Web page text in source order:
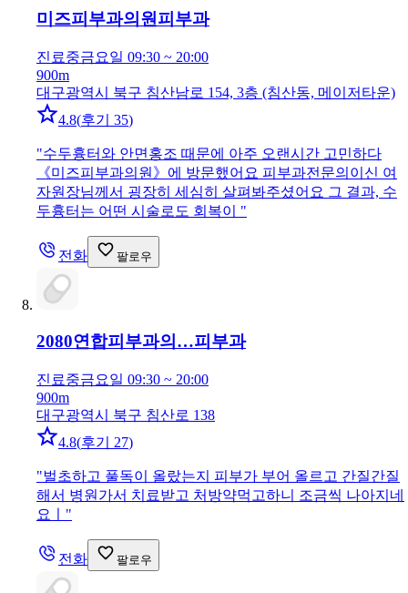
미즈피부과의원 피부과
진료중금요일 09:30 ~ 20:00
900m
대구광역시 북구 침산남로 154, 3층 (침산동, 메이저타운)
4.8(후기 35)
"수두흉터와 안면홍조 때문에 아주 오랜시간 고민하다
《미즈피부과의원》에 방문했어요 피부과전문의이신 여
자원장님께서 굉장히 세심히 살펴봐주셨어요 그 결과, 수
두흉터는 어떤 시술로도 회복이 "
전화 팔로우
2080연합피부과의…피부과
진료중금요일 09:30 ~ 20:00
900m
대구광역시 북구 침산로 138
4.8(후기 27)
"벌초하고 풀독이 올랐는지 피부가 부어 올르고 간질간질
해서 병원가서 치료받고 처방약먹고하니 조금씩 나아지네
요ㅣ "
전화 팔로우